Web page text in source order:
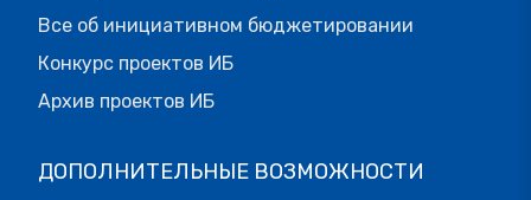
Все об инициативном бюджетировании
Конкурс проектов ИБ
Архив проектов ИБ
ДОПОЛНИТЕЛЬНЫЕ ВОЗМОЖНОСТИ